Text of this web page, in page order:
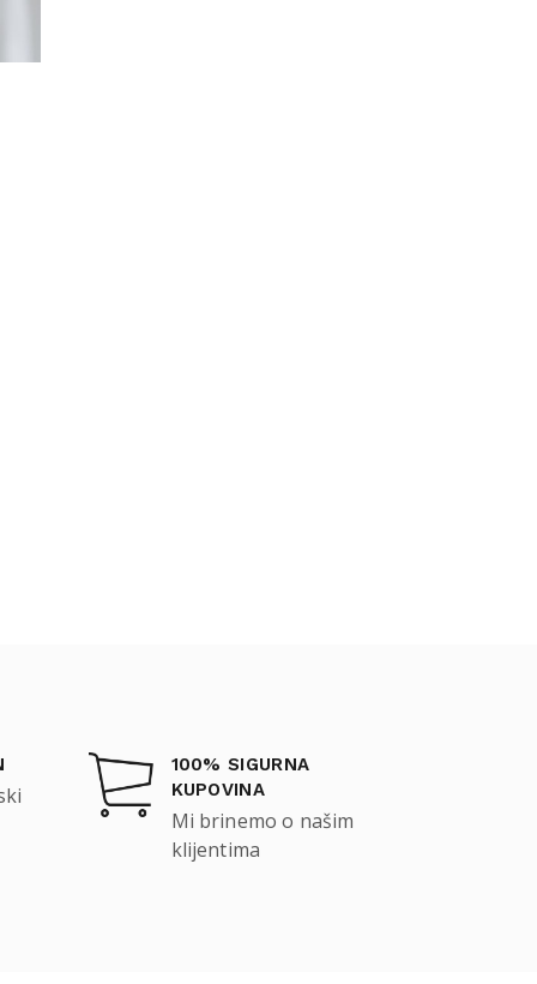
100% SIGURNA
KUPOVINA
Mi brinemo o našim
klijentima